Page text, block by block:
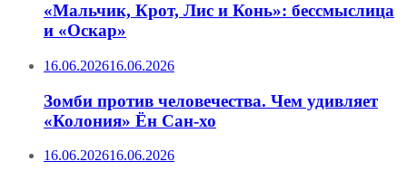
«Мальчик, Крот, Лис и Конь»: бессмыслица
и «Оскар»
16.06.202616.06.2026
Зомби против человечества. Чем удивляет
«Колония» Ён Сан-хо
16.06.202616.06.2026